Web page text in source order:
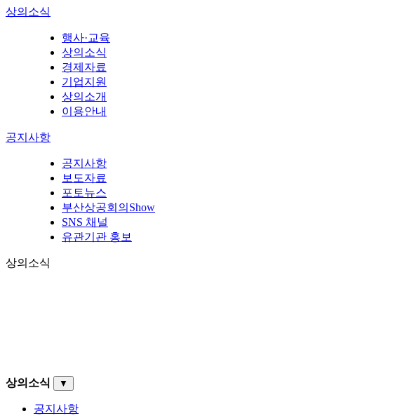
상의소식
행사·교육
상의소식
경제자료
기업지원
상의소개
이용안내
공지사항
공지사항
보도자료
포토뉴스
부산상공회의Show
SNS 채널
유관기관 홍보
상의소식
상의소식 ▼
공지사항